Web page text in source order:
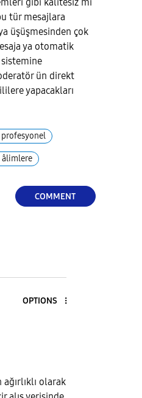
tür mesajlara
üşüşmesinden çok
ya otomatik
sistemine
ün direkt
yapacakları
profesyonel
âlimlere
COMMENT
OPTIONS
olarak